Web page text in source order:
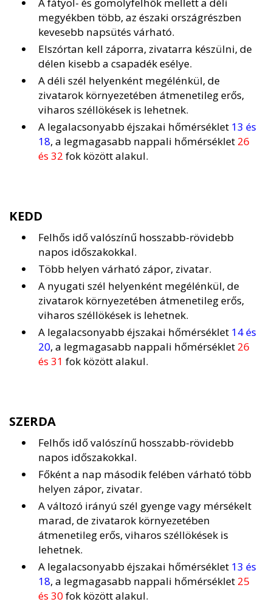
A fátyol- és gomolyfelhők mellett a déli
megyékben több, az északi országrészben
kevesebb napsütés várható.
Elszórtan kell záporra, zivatarra készülni, de
délen kisebb a csapadék esélye.
A déli szél helyenként megélénkül, de
zivatarok környezetében átmenetileg erős,
viharos széllökések is lehetnek.
A legalacsonyabb éjszakai hőmérséklet 13 és
18, a legmagasabb nappali hőmérséklet 26
és 32 fok között alakul.
KEDD
Felhős idő valószínű hosszabb-rövidebb
napos időszakokkal.
Több helyen várható zápor, zivatar.
A nyugati szél helyenként megélénkül, de
zivatarok környezetében átmenetileg erős,
viharos széllökések is lehetnek.
A legalacsonyabb éjszakai hőmérséklet 14 és
20, a legmagasabb nappali hőmérséklet 26
és 31 fok között alakul.
SZERDA
Felhős idő valószínű hosszabb-rövidebb
napos időszakokkal.
Főként a nap második felében várható több
helyen zápor, zivatar.
A változó irányú szél gyenge vagy mérsékelt
marad, de zivatarok környezetében
átmenetileg erős, viharos széllökések is
lehetnek.
A legalacsonyabb éjszakai hőmérséklet 13 és
18, a legmagasabb nappali hőmérséklet 25
és 30fok között alakul.